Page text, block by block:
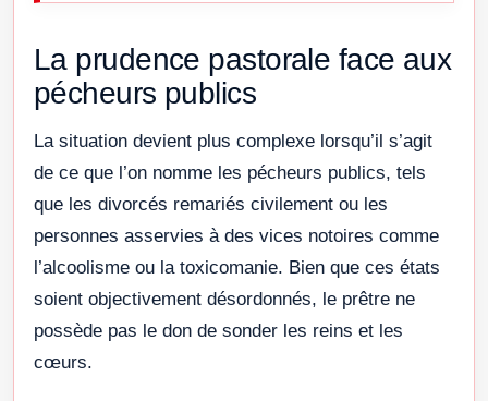
La prudence pastorale face aux
pécheurs publics
La situation devient plus complexe lorsqu’il s’agit
de ce que l’on nomme les pécheurs publics, tels
que les divorcés remariés civilement ou les
personnes asservies à des vices notoires comme
l’alcoolisme ou la toxicomanie. Bien que ces états
soient objectivement désordonnés, le prêtre ne
possède pas le don de sonder les reins et les
cœurs.